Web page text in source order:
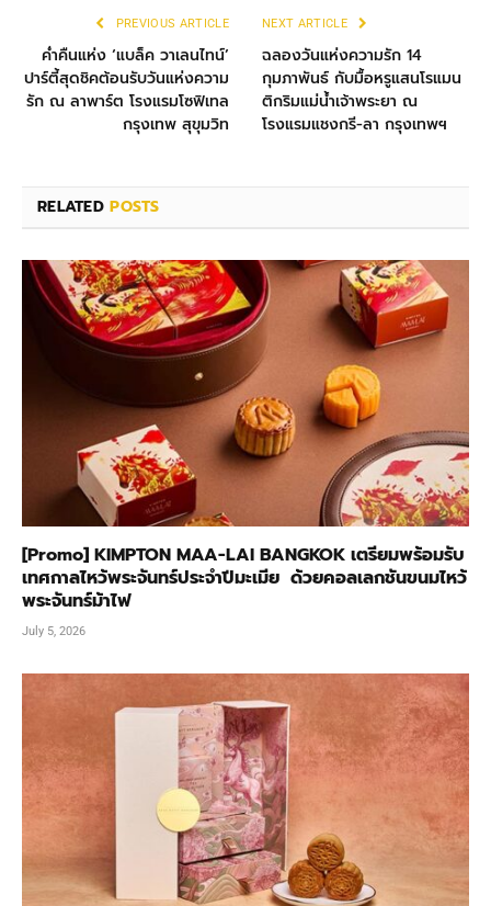
PREVIOUS ARTICLE
ค่ำคืนแห่ง ‘แบล็ค วาเลนไทน์’
ปาร์ตี้สุดชิคต้อนรับวันแห่งความ
รัก ณ ลาพาร์ต โรงแรมโซฟิเทล
กรุงเทพ สุขุมวิท
NEXT ARTICLE
ฉลองวันแห่งความรัก 14
กุมภาพันธ์ กับมื้อหรูแสนโรแมน
ติกริมแม่น้ำเจ้าพระยา ณ
โรงแรมแชงกรี-ลา กรุงเทพฯ
RELATEDPOSTS
[Promo] KIMPTON MAA-LAI BANGKOK เตรียมพร้อมรับ
เทศกาลไหว้พระจันทร์ประจำปีมะเมีย ด้วยคอลเลกชันขนมไหว้
พระจันทร์ม้าไฟ
July 5, 2026